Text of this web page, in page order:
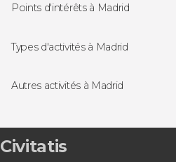
Points d'intérêts à Madrid
Puerta del Sol
Marché de San Miguel
Stade Santiago Bernabéu
Parc du Retiro
Types d'activités à Madrid
Free tours à Madrid
Servicios adicionales
Bus touristique
Autres activités à Madrid
Thyssen et Reina Sofía
Billet pour le musée
Civitatis